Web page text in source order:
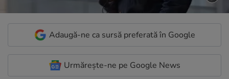
Adaugă-ne ca sursă preferată în Google
Urmărește-ne pe Google News